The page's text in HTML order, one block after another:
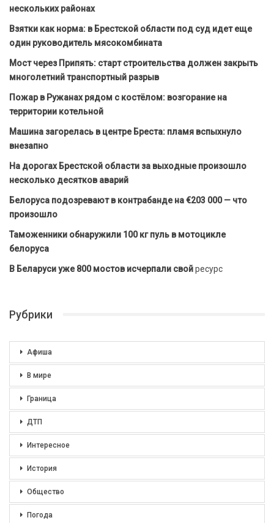
нескольких районах
Взятки как норма: в Брестской области под суд идет еще
один руководитель мясокомбината
Мост через Припять: старт строительства должен закрыть
многолетний транспортный разрыв
Пожар в Ружанах рядом с костёлом: возгорание на
территории котельной
Машина загорелась в центре Бреста: пламя вспыхнуло
внезапно
На дорогах Брестской области за выходные произошло
несколько десятков аварий
Белоруса подозревают в контрабанде на €203 000 — что
произошло
Таможенники обнаружили 100 кг пуль в мотоцикле
белоруса
В Беларуси уже 800 мостов исчерпали свойресурс
Рубрики
Афиша
В мире
Граница
ДТП
Интересное
История
Общество
Погода